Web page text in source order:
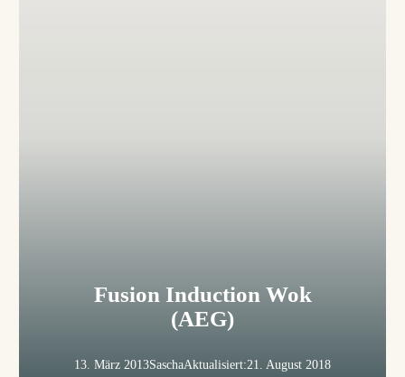
Fusion Induction Wok
(AEG)
13. März 2013SaschaAktualisiert:21. August 2018